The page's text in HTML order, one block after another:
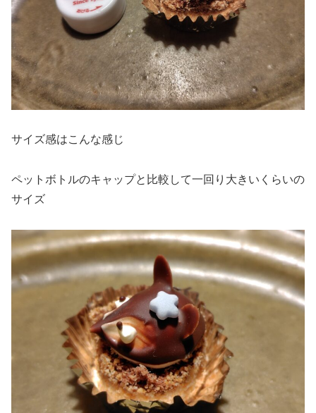
サイズ感はこんな感じ
ペットボトルのキャップと比較して一回り大きいくらいの
サイズ